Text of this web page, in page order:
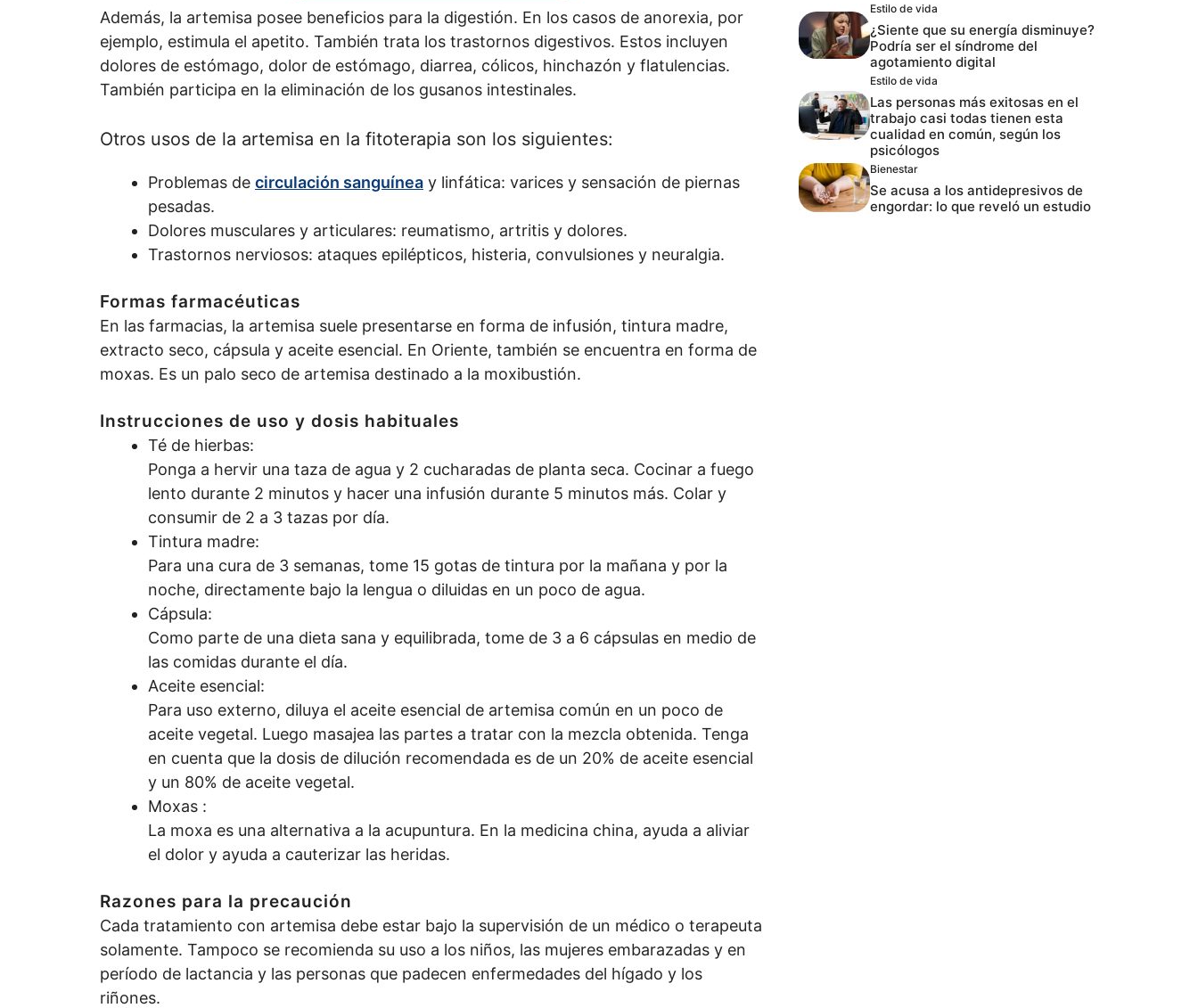
Además, la artemisa posee beneficios para la digestión. En los casos de anorexia, por
ejemplo, estimula el apetito. También trata los trastornos digestivos. Estos incluyen
dolores de estómago, dolor de estómago, diarrea, cólicos, hinchazón y flatulencias.
También participa en la eliminación de los gusanos intestinales.
Otros usos de la artemisa en la fitoterapia son los siguientes:
Problemas de circulación sanguínea y linfática: varices y sensación de piernas
pesadas.
Dolores musculares y articulares: reumatismo, artritis y dolores.
Trastornos nerviosos: ataques epilépticos, histeria, convulsiones y neuralgia.
Formas farmacéuticas
En las farmacias, la artemisa suele presentarse en forma de infusión, tintura madre,
extracto seco, cápsula y aceite esencial. En Oriente, también se encuentra en forma de
moxas. Es un palo seco de artemisa destinado a la moxibustión.
Instrucciones de uso y dosis habituales
Té de hierbas:
Ponga a hervir una taza de agua y 2 cucharadas de planta seca. Cocinar a fuego
lento durante 2 minutos y hacer una infusión durante 5 minutos más. Colar y
consumir de 2 a 3 tazas por día.
Tintura madre:
Para una cura de 3 semanas, tome 15 gotas de tintura por la mañana y por la
noche, directamente bajo la lengua o diluidas en un poco de agua.
Cápsula:
Como parte de una dieta sana y equilibrada, tome de 3 a 6 cápsulas en medio de
las comidas durante el día.
Aceite esencial:
Para uso externo, diluya el aceite esencial de artemisa común en un poco de
aceite vegetal. Luego masajea las partes a tratar con la mezcla obtenida. Tenga
en cuenta que la dosis de dilución recomendada es de un 20% de aceite esencial
y un 80% de aceite vegetal.
Moxas :
La moxa es una alternativa a la acupuntura. En la medicina china, ayuda a aliviar
el dolor y ayuda a cauterizar las heridas.
Razones para la precaución
Cada tratamiento con artemisa debe estar bajo la supervisión de un médico o terapeuta
solamente. Tampoco se recomienda su uso a los niños, las mujeres embarazadas y en
período de lactancia y las personas que padecen enfermedades del hígado y los
riñones.
Estilo de vida
¿Siente que su energía disminuye?
Podría ser el síndrome del
agotamiento digital
Estilo de vida
Las personas más exitosas en el
trabajo casi todas tienen esta
cualidad en común, según los
psicólogos
Bienestar
Se acusa a los antidepresivos de
engordar: lo que reveló un estudio